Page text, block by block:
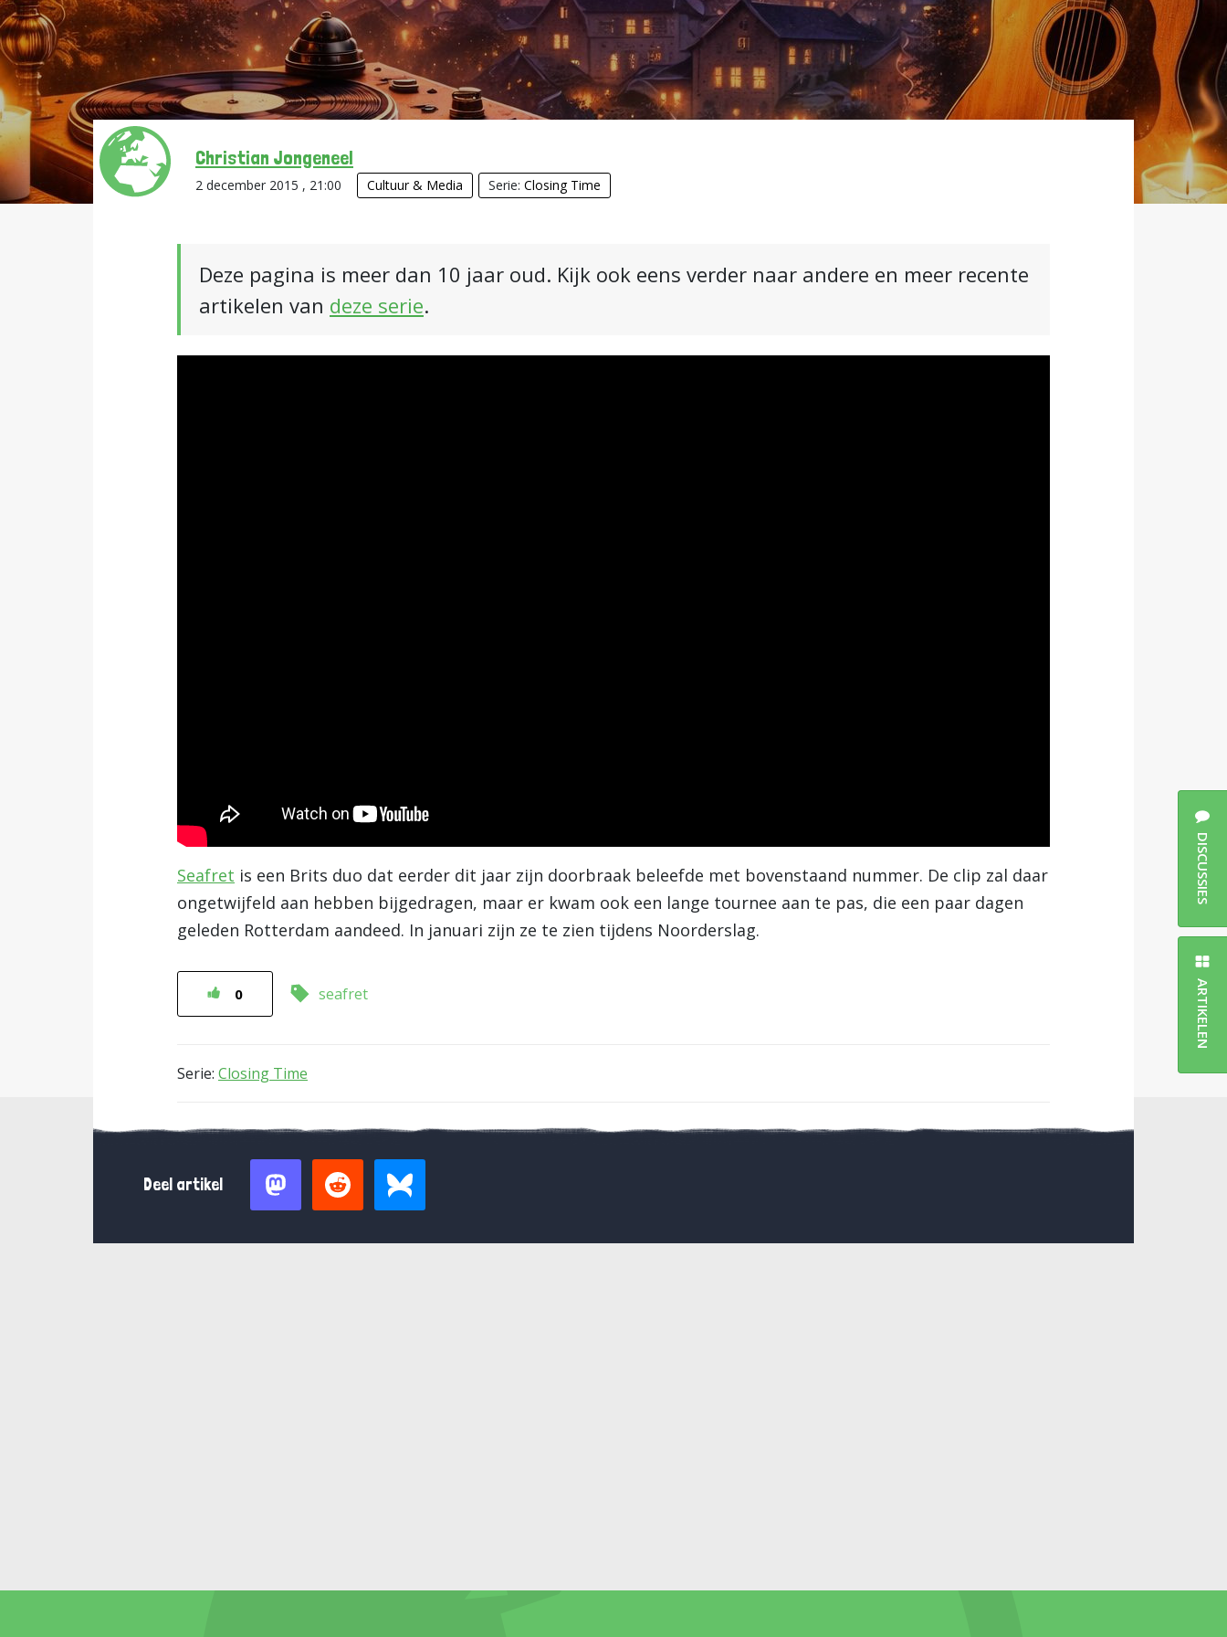
Christian Jongeneel
2 december 2015 , 21:00 Cultuur & Media Serie: Closing Time
Deze pagina is meer dan 10 jaar oud. Kijk ook eens verder naar andere en meer recente
artikelen van deze serie.
Seafret is een Brits duo dat eerder dit jaar zijn doorbraak beleefde met bovenstaand nummer. De clip zal daar
ongetwijfeld aan hebben bijgedragen, maar er kwam ook een lange tournee aan te pas, die een paar dagen
geleden Rotterdam aandeed. In januari zijn ze te zien tijdens Noorderslag.
0 seafret
Serie: Closing Time
Deel artikel
DISCUSSIES
ARTIKELEN